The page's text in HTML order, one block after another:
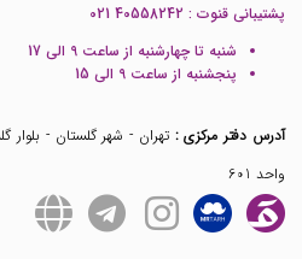
پشتیبانی قنوت : 021 40558242
شنبه تا چهارشنبه از ساعت 9 الی 17
پنجشنبه از ساعت 9 الی 15
آدرس دفتر مرکزی :
واحد 601